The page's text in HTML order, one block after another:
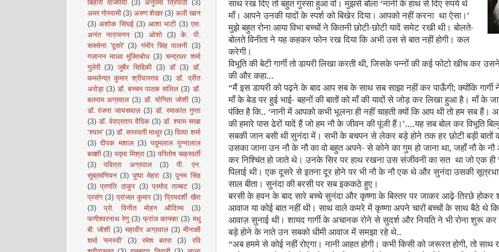
साथ रख दिए तो बहुत गुस्सा हुआ वो। मुझसे बोला ‘नानी के हाथ से दिए रुपये थे
माँ। आपने उनकी यादों के स्पर्श को बिखेर दिया। आपको नहीं करना था ऐसा।’
मुझे बहुत रोना आया विभा बच्चों ने कितनी छोटी-छोटी यादें समेट रखी थी। बोलते-
बोलते विनीता ने यह कहकर फोन रख दिया कि अभी उस से बात नहीं होगी। कल
करेगी।
विभूति की बेटी गार्गी तो डायरी लिखा करती थी,जिसके पन्नों की कई फोटो खीच कर
की और कहा...
“मैं इस डायरी को पढ़ने के बाद आप सब के साथ सब साझा नहीं कर पाऊँगी;क्योंकि
माँ के बेड पर हुई भाई- बहनों की बातों को माँ की यादों से जोड़ कर लिखा हुआ है। माँ के
पंक्ति है कि.. ‘नानी में आपको कभी भूलना ही नहीं चाहती क्यों कि आप थी तो हम सब
की हमारे पास ढेरों यादें हैं जो हम नौ के जीवन की पूंजी हैं।’....यह सब बोल कर विभूति
सबकी जान बसी थी सुनंदा में। सभी के बचपन से लेकर बड़े होने तक हर छोटी बड़ी बातों
उसका जाना उन नौ के नौ का वो बहुत अपने- से कोने का गुम हो जाना था, जहाँ नौ के नौ
कर निश्चिंत हो जाते थे। उनके सिर पर हाथ रखना उस संजीवनी का सत था जो एक
पिलाई थी। एक दूसरे से इतना दूर होने पर भी नौ के नौ एक थे और सुनंदा उसकी
साल बीता। सुनंदा की बरसी पर सब इककठे हुए।
बरसी के हवन के बाद सारे बच्चे सुनंदा और कृष्णा के बिस्तर पर जाकर आढ़े-तिरछे होकर
आवाज या कोई बात नहीं थी। साथ वाले कमरे में कृष्णा अपने चारों बच्चों के साथ बैठे थे
आवाज़ सुनाई थी। शायद गार्गी के अचानक रोने से सुदर्श और नियति ने भी रोना शुरू कर
बड़े होने के नाते उन सबको धीमी आवाज में समझा रहे थे..
“अब हममे से कोई नहीं रोएगा। नानी आहत होगी। कभी किसी को जरूरत होगी, तो साथ
बिहारी वाजपेयी (3) अनुपमा त्रिपाठी (3)
अमर गोस्वामी (3) अरुण शेखर (3) अली खान
(3) अशोक सिंघई (3) आशा भाटी (3) एस.
अनंत नारायणन (3) ओशो (3) के. पी.
सक्सेना 'दूसरे' (3) गंभीर सिंह पालनी (3)
गजानन माधव मुक्तिबोध (3) चन्द्रधर शर्मा
गुलेरी (3) जुबैर सिद्दिकी (3) डॉ (3) डॉ.
कमलेन्द्र कुमार श्रीवास्तव (3) डॉ. प्रीत
अरोड़ा (3) डॉ. बच्चन पाठक सलिल (3) डॉ.
बलराम अग्रवाल (3) डॉ. योगिता जोशी (3)
डॉ. रंजना जायसवाल (3) डॉ. रमाकांत गुप्ता
(3) डॉ. वेदप्रताप वैदिक (3) डॉ. श्याम सखा
‘श्याम’ (3) डॉ. सरस्वती माथुर (3) दिव्या शर्मा
(3) दीपक मशाल (3) पदुमलाल पुन्नालाल
बख्शी (3) पद्मा मिश्रा (3) परितोष चक्रवर्ती
(3)
पवित्रा अग्रवाल (3)
पी. एन.
सुब्रमणियन (3) पुष्पा मेहरा (3) पूनम सिंह
(3) प्रणति ठाकुर (3) प्रमोद ताम्बट (3)
प्रसंग (3) प्रांजल कुमार (3) प्रियदर्शी खैरा
(3)
प्रो. विनीत मोहन औदिच्य
(3)
फणीश्वरनाथ रेणु (3) फ्रांज काफ्का (3) मधु
बी. जोशी (3) महावीर अग्रवाल (3) मीनाक्षी
शर्मा 'मनस्वी'
(3) रमेश बतरा (3)
रवि